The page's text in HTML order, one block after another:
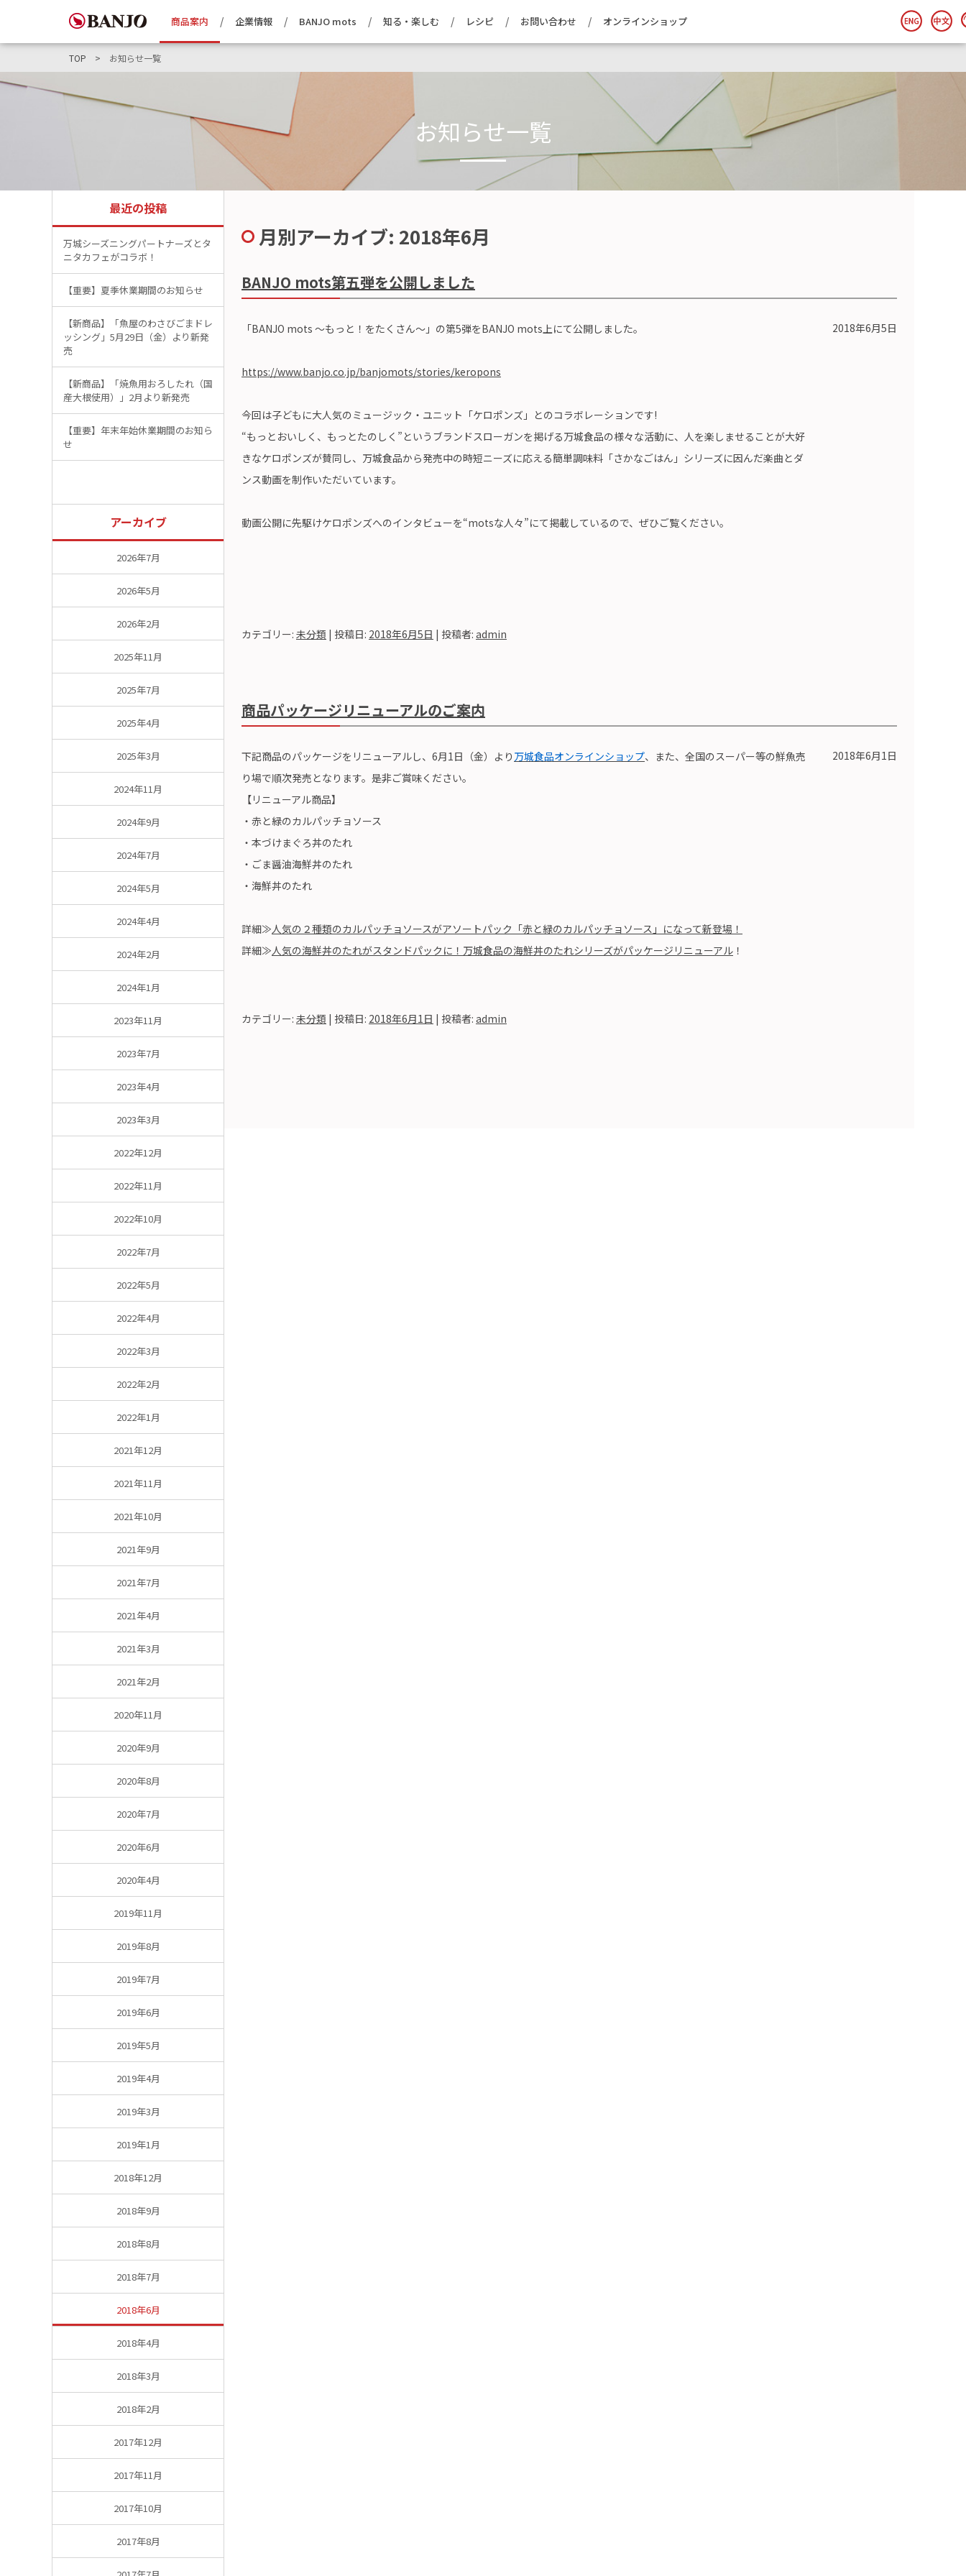
商品案内 企業情報 BANJO mots 知る・楽しむ レシピ お問い合わせ オンラインショップ
TOP お知らせ一覧
お知らせ一覧
月別アーカイブ: 2018年6月
BANJO mots第五弾を公開しました
2018年6月5日
「BANJO mots ～もっと！をたくさん～」の第5弾をBANJO mots上にて公開しました。
https://www.banjo.co.jp/banjomots/stories/keropons
今回は子どもに大人気のミュージック・ユニット「ケロポンズ」とのコラボレーションです!
“もっとおいしく、もっとたのしく”というブランドスローガンを掲げる万城食品の様々な活動に、人を楽しませることが大好
きなケロポンズが賛同し、万城食品から発売中の時短ニーズに応える簡単調味料「さかなごはん」シリーズに因んだ楽曲とダ
ンス動画を制作いただいています。
動画公開に先駆けケロポンズへのインタビューを“motsな人々”にて掲載しているので、ぜひご覧ください。
カテゴリー: 未分類 | 投稿日: 2018年6月5日 | 投稿者: admin
商品パッケージリニューアルのご案内
2018年6月1日
下記商品のパッケージをリニューアルし、6月1日（金）より 万城食品オンラインショップ、また、全国のスーパー等の鮮魚売
り場で順次発売となります。是非ご賞味ください。
【リニューアル商品】
・赤と緑のカルパッチョソース
・本づけまぐろ丼のたれ
・ごま醤油海鮮丼のたれ
・海鮮丼のたれ
詳細≫人気の２種類のカルパッチョソースがアソートパック「赤と緑のカルパッチョソース」になって新登場！
詳細≫人気の海鮮丼のたれがスタンドパックに！万城食品の海鮮丼のたれシリーズがパッケージリニューアル ！
カテゴリー: 未分類 | 投稿日: 2018年6月1日 | 投稿者: admin
最近の投稿
万城シーズニングパートナーズとタ
ニタカフェがコラボ！
【重要】夏季休業期間のお知らせ
【新商品】「魚屋のわさびごまドレ
ッシング」5月29日（金）より新発
売
【新商品】「焼魚用おろしたれ（国
産大根使用）」2月より新発売
【重要】年末年始休業期間のお知ら
せ
アーカイブ
2026年7月
2026年5月
2026年2月
2025年11月
2025年7月
2025年4月
2025年3月
2024年11月
2024年9月
2024年7月
2024年5月
2024年4月
2024年2月
2024年1月
2023年11月
2023年7月
2023年4月
2023年3月
2022年12月
2022年11月
2022年10月
2022年7月
2022年5月
2022年4月
2022年3月
2022年2月
2022年1月
2021年12月
2021年11月
2021年10月
2021年9月
2021年7月
2021年4月
2021年3月
2021年2月
2020年11月
2020年9月
2020年8月
2020年7月
2020年6月
2020年4月
2019年11月
2019年8月
2019年7月
2019年6月
2019年5月
2019年4月
2019年3月
2019年1月
2018年12月
2018年9月
2018年8月
2018年7月
2018年6月
2018年4月
2018年3月
2018年2月
2017年12月
2017年11月
2017年10月
2017年8月